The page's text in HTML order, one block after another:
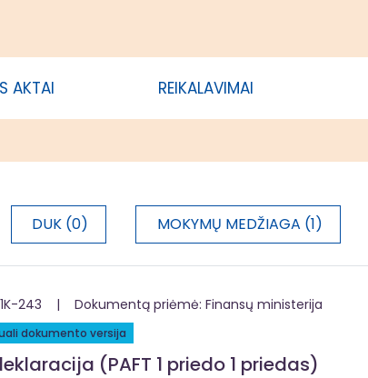
teritorijoje; savivaldybės, kurios teritorijoje
administracija
AKTAI REIKALAVIMAI
DUK (0) MOKYMŲ MEDŽIAGA (1)
1K-243 | Dokumentą priėmė: Finansų ministerija
dokumento versija
(PAFT 1 priedo 1 priedas)